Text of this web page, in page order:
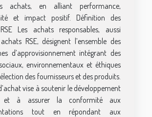
achats, en alliant performance,
et impact positif. Définition des
Les achats responsables, aussi
RSE, désignent l’ensemble des
d’approvisionnement intégrant des
environnementaux et éthiques
des fournisseurs et des produits.
vise à soutenir le développement
et à assurer la conformité aux
tout en répondant aux